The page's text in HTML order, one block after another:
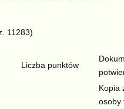
11283)
Liczba punktów
Kopia
osoby